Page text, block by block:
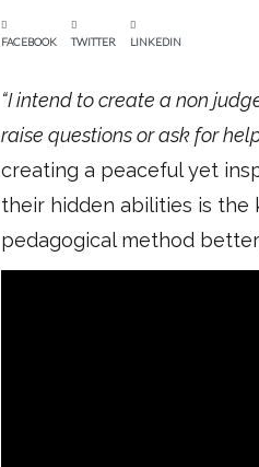
FACEBOOK TWITTER LINKEDIN
“I intend to create a non
raise questions or ask for
creating a peaceful yet
their hidden abilities is the
pedagogical method